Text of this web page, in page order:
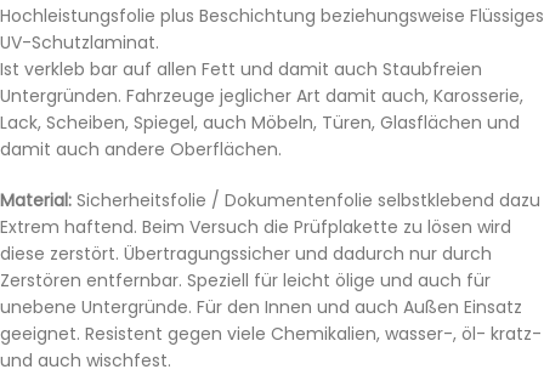
Hochleistungsfolie plus Beschichtung beziehungsweise Flüssiges
UV-Schutzlaminat.
Ist verkleb bar auf allen Fett und damit auch Staubfreien
Untergründen. Fahrzeuge jeglicher Art damit auch, Karosserie,
Lack, Scheiben, Spiegel, auch Möbeln, Türen, Glasflächen und
damit auch andere Oberflächen.
Material: Sicherheitsfolie / Dokumentenfolie selbstklebend dazu
Extrem haftend. Beim Versuch die Prüfplakette zu lösen wird
diese zerstört. Übertragungssicher und dadurch nur durch
Zerstören entfernbar. Speziell für leicht ölige und auch für
unebene Untergründe. Für den Innen und auch Außen Einsatz
geeignet. Resistent gegen viele Chemikalien, wasser-, öl- kratz-
und auch wischfest.